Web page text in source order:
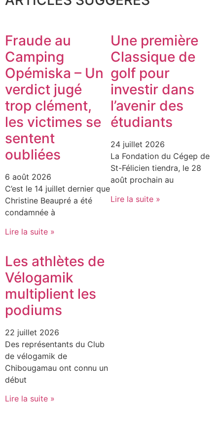
Fraude au
Camping
Opémiska – Un
verdict jugé
trop clément,
les victimes se
sentent
oubliées
6 août 2026
C’est le 14 juillet dernier que
Christine Beaupré a été
condamnée à
Lire la suite »
Une première
Classique de
golf pour
investir dans
l’avenir des
étudiants
24 juillet 2026
La Fondation du Cégep de
St-Félicien tiendra, le 28
août prochain au
Lire la suite »
Les athlètes de
Vélogamik
multiplient les
podiums
22 juillet 2026
Des représentants du Club
de vélogamik de
Chibougamau ont connu un
début
Lire la suite »